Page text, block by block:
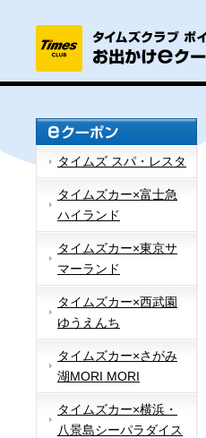
タイムズ スパ・レスタ
タイムズカー×富士急
ハイランド
タイムズカー×東京サ
マーランド
タイムズカー×西武園
ゆうえんち
タイムズカー×さがみ
湖MORI MORI
タイムズカー×横浜・
八景島シーパラダイス